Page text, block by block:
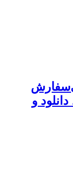
سفارش
و